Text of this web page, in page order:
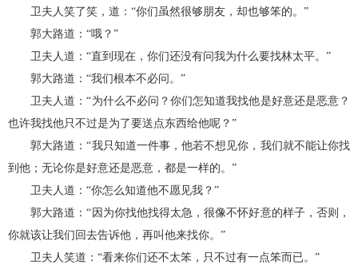
卫夫人笑了笑，道：“你们虽然很够朋友，却也够笨的。”
郭大路道：“哦？”
卫夫人道：“直到现在，你们还没有问我为什么要找林太平。”
郭大路道：“我们根本不必问。”
卫夫人道：“为什么不必问？你们怎知道我找他是好意还是恶意？
也许我找他只不过是为了要送点东西给他呢？”
郭大路道：“我只知道一件事，他若不想见你，我们就不能让你找
到他；无论你是好意还是恶意，都是一样的。”
卫夫人道：“你怎么知道他不愿见我？”
郭大路道：“因为你找他找得太急，很像不怀好意的样子，否则，
你就该让我们回去告诉他，再叫他来找你。”
卫夫人笑道：“看来你们还不太笨，只不过有一点笨而已。”